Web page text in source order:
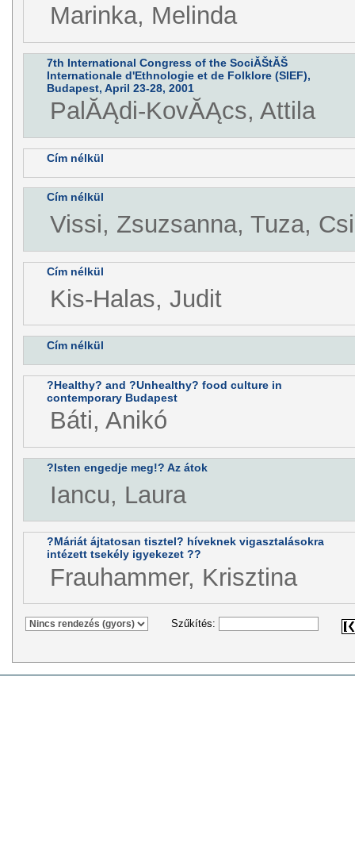
Marinka, Melinda
7th International Congress of the SociĂŠtĂŠ
Internationale d'Ethnologie et de Folklore (SIEF),
Budapest, April 23-28, 2001
PalĂĄdi-KovĂĄcs, Attila
Cím nélkül
Cím nélkül
Vissi, Zsuzsanna, Tuza,
Cím nélkül
Kis-Halas, Judit
Cím nélkül
?Healthy? and ?Unhealthy? food culture in
contemporary Budapest
Báti, Anikó
?Isten engedje meg!? Az átok
Iancu, Laura
?Máriát ájtatosan tisztel? híveknek vigasztalásokra
intézett tsekély igyekezet ??
Frauhammer, Krisztina
Szűkítés: